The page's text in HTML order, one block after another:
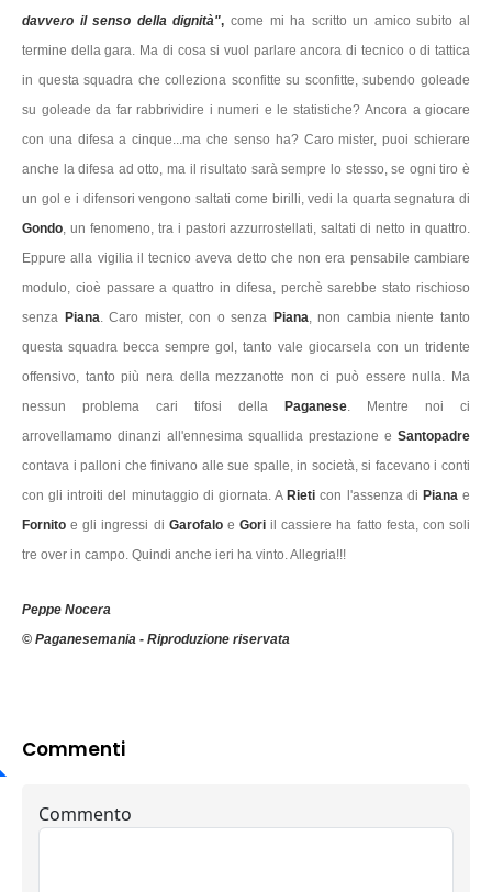
davvero il senso della dignità", come mi ha scritto un amico subito al
termine della gara. Ma di cosa si vuol parlare ancora di tecnico o di tattica
in questa squadra che colleziona sconfitte su sconfitte, subendo goleade
su goleade da far rabbrividire i numeri e le statistiche? Ancora a giocare
con una difesa a cinque...ma che senso ha? Caro mister, puoi schierare
anche la difesa ad otto, ma il risultato sarà sempre lo stesso, se ogni tiro è
un gol e i difensori vengono saltati come birilli, vedi la quarta segnatura di
Gondo , un fenomeno, tra i pastori azzurrostellati, saltati di netto in quattro.
Eppure alla vigilia il tecnico aveva detto che non era pensabile cambiare
modulo, cioè passare a quattro in difesa, perchè sarebbe stato rischioso
senza Piana . Caro mister, con o senza Piana
non cambia niente tanto
questa squadra becca sempre gol, tanto vale giocarsela con un tridente
offensivo, tanto più nera della mezzanotte non ci può essere nulla. Ma
nessun problema cari tifosi della Paganese . Mentre noi ci
arrovellamamo dinanzi all'ennesima squallida prestazione e Santopadre
contava i palloni che finivano alle sue spalle, in società, si facevano i conti
con gli introiti del minutaggio di giornata. ARieticon l'assenza di Piana e
Fornito e gli ingressi di GarofaloeGoriil cassiere ha fatto festa, con soli
tre over in campo. Quindi anche ieri ha vinto. Allegria!!!
Peppe Nocera
© Paganesemania - Riproduzione riservata
Commenti